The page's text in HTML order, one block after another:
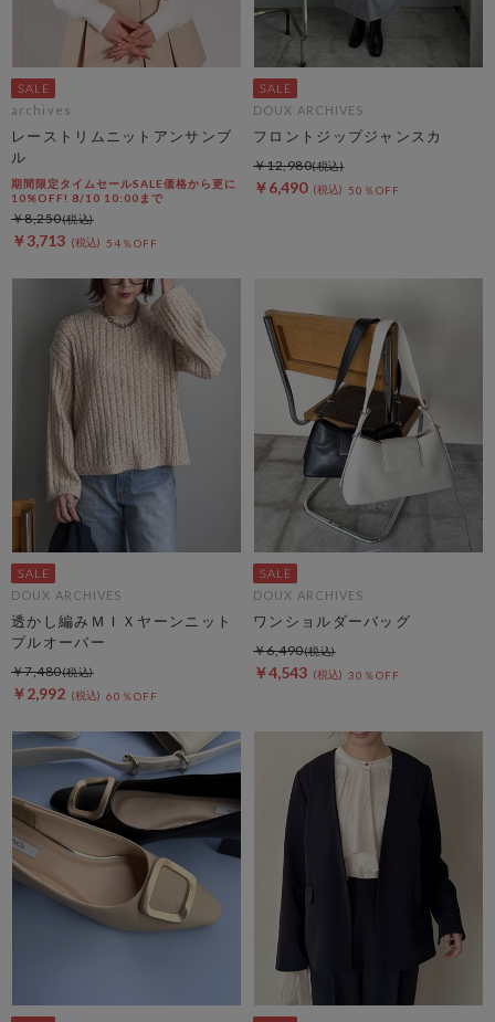
archives
レーストリムニットアンサンブ
ル
期間限定タイムセールSALE価格から更に
10%OFF! 8/10 10:00まで
￥3,713 54％OFF
￥8,250
DOUX ARCHIVES
フロントジップジャンスカ
￥6,490 50％OFF
￥12,980
DOUX ARCHIVES
透かし編みＭＩＸヤーンニット
プルオーバー
￥2,992 60％OFF
￥7,480
DOUX ARCHIVES
ワンショルダーバッグ
￥4,543 30％OFF
￥6,490